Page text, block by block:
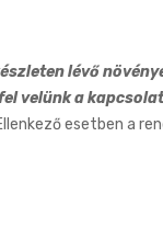
lévő
velünk a
esetben a